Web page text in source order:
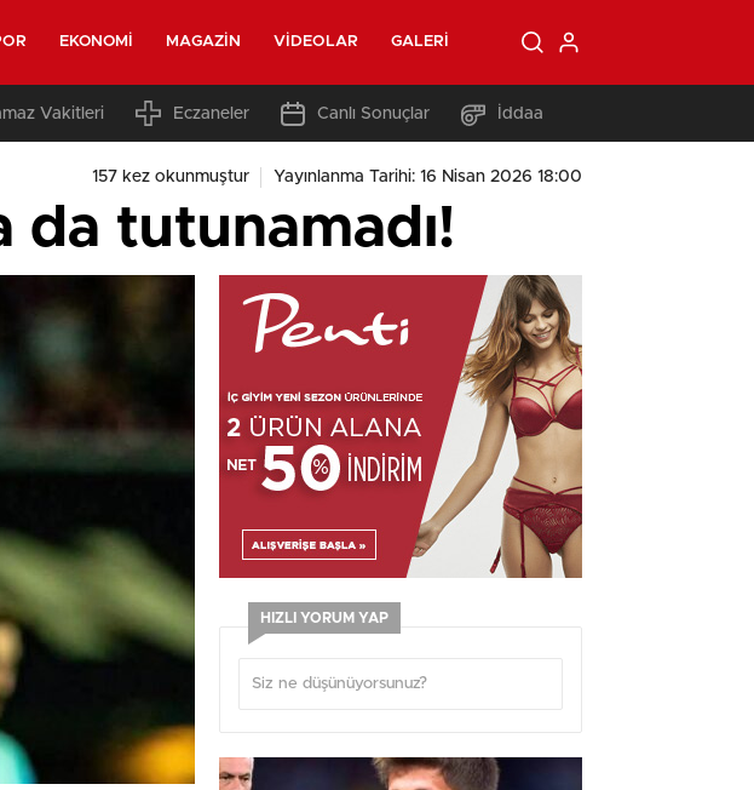
EKONOMI MAGAZIN VIDEOLAR GALERI
Vakitleri Eczaneler Canlı Sonuçlar İddaa
157 kez okunmuştur Yayınlanma Tarihi: 16 Nisan 2026 18:00
da tutunamadı!
HIZLI YORUM YAP